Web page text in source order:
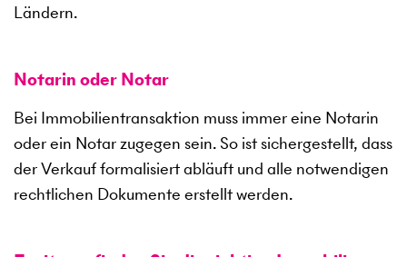
Ländern.
Notarin oder Notar
Bei Immobilientransaktion muss immer eine Notarin
oder ein Notar zugegen sein. So ist sichergestellt, dass
der Verkauf formalisiert abläuft und alle notwendigen
rechtlichen Dokumente erstellt werden.